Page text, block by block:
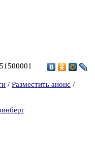
/ Разместить анонс /